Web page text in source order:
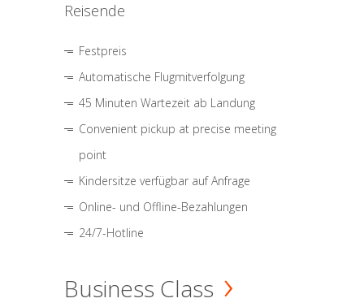
Reisende
Festpreis
Automatische Flugmitverfolgung
45 Minuten Wartezeit ab Landung
Convenient pickup at precise meeting
point
Kindersitze verfügbar auf Anfrage
Online- und Offline-Bezahlungen
24/7-Hotline
Business Class